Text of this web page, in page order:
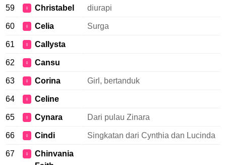
59 ♀ Christabel diurapi
60 ♀ Celia Surga
61 ♀ Callysta
62 ♀ Cansu
63 ♀ Corina Girl, bertanduk
64 ♀ Celine
65 ♀ Cynara Dari pulau Zinara
66 ♀ Cindi Singkatan dari Cynthia dan Lucinda
67 ♀
Chinvania